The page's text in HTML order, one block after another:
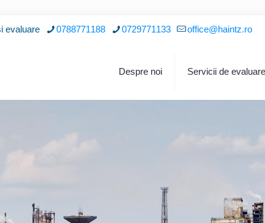
evaluare 0788771188 0729771133 office@haintz.ro
Despre noi Servicii de evaluare